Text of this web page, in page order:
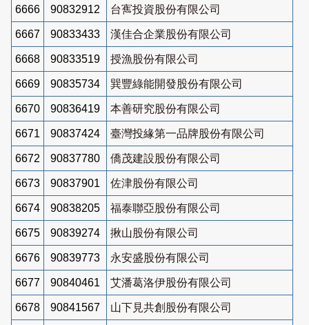
6666 90832912 台寯投資股份有限公司
6667 90833433 漢佳合企業股份有限公司
6668 90833519 授漁股份有限公司
6669 90835734 巽豐綠能開發股份有限公司
6670 90836419 本善研究股份有限公司
6671 90837424 臺灣投緣第一品牌股份有限公司
6672 90837780 僑茂建設股份有限公司
6673 90837901 佐津股份有限公司
6674 90838205 福泰聯亞股份有限公司
6675 90839274 揪山股份有限公司
6676 90839773 永安盛股份有限公司
6677 90840461 艾潘葛洛伊股份有限公司
6678 90841567 山下見共創股份有限公司